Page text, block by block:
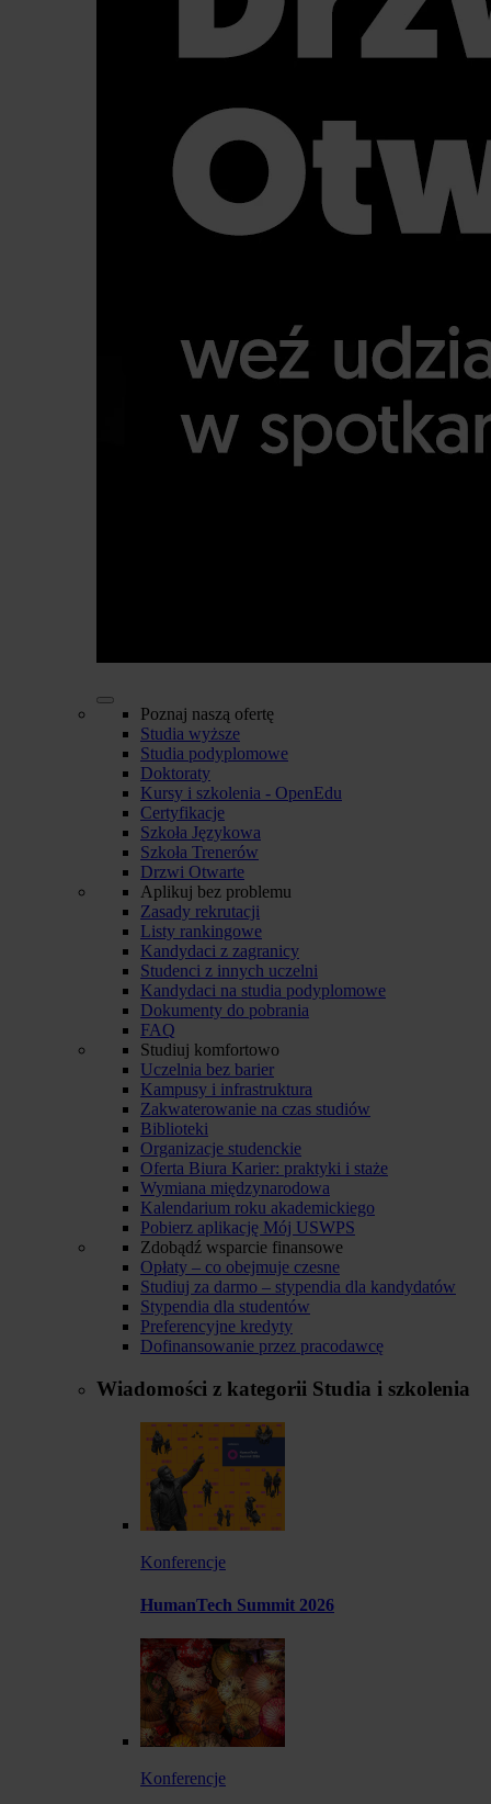
Poznaj naszą ofertę
Studia wyższe
Studia podyplomowe
Doktoraty
Kursy i szkolenia - OpenEdu
Certyfikacje
Szkoła Językowa
Szkoła Trenerów
Drzwi Otwarte
Aplikuj bez problemu
Zasady rekrutacji
Listy rankingowe
Kandydaci z zagranicy
Studenci z innych uczelni
Kandydaci na studia podyplomowe
Dokumenty do pobrania
FAQ
Studiuj komfortowo
Uczelnia bez barier
Kampusy i infrastruktura
Zakwaterowanie na czas studiów
Biblioteki
Organizacje studenckie
Oferta Biura Karier: praktyki i staże
Wymiana międzynarodowa
Kalendarium roku akademickiego
Pobierz aplikację Mój USWPS
Zdobądź wsparcie finansowe
Opłaty – co obejmuje czesne
Studiuj za darmo – stypendia dla kandydatów
Stypendia dla studentów
Preferencyjne kredyty
Dofinansowanie przez pracodawcę
Wiadomości z kategorii Studia i szkolenia
Konferencje
HumanTech Summit 2026
Konferencje